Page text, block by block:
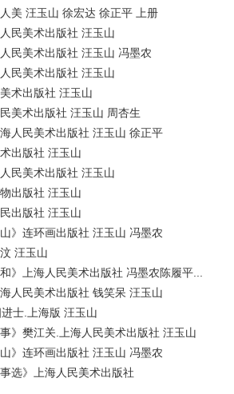
人美 汪玉山 徐宏达 徐正平 上册
民美术出版社 汪玉山
民美术出版社 汪玉山 冯墨农
民美术出版社 汪玉山
术出版社 汪玉山
美术出版社 汪玉山 周杏生
海人民美术出版社 汪玉山 徐正平
出版社 汪玉山
民美术出版社 汪玉山
出版社 汪玉山
出版社 汪玉山
》连环画出版社 汪玉山 冯墨农
汪玉山
》上海人民美术出版社 冯墨农陈履平...
人民美术出版社 钱笑呆 汪玉山
进士.上海版 汪玉山
事》樊江关.上海人民美术出版社 汪玉山
》连环画出版社 汪玉山 冯墨农
选》上海人民美术出版社